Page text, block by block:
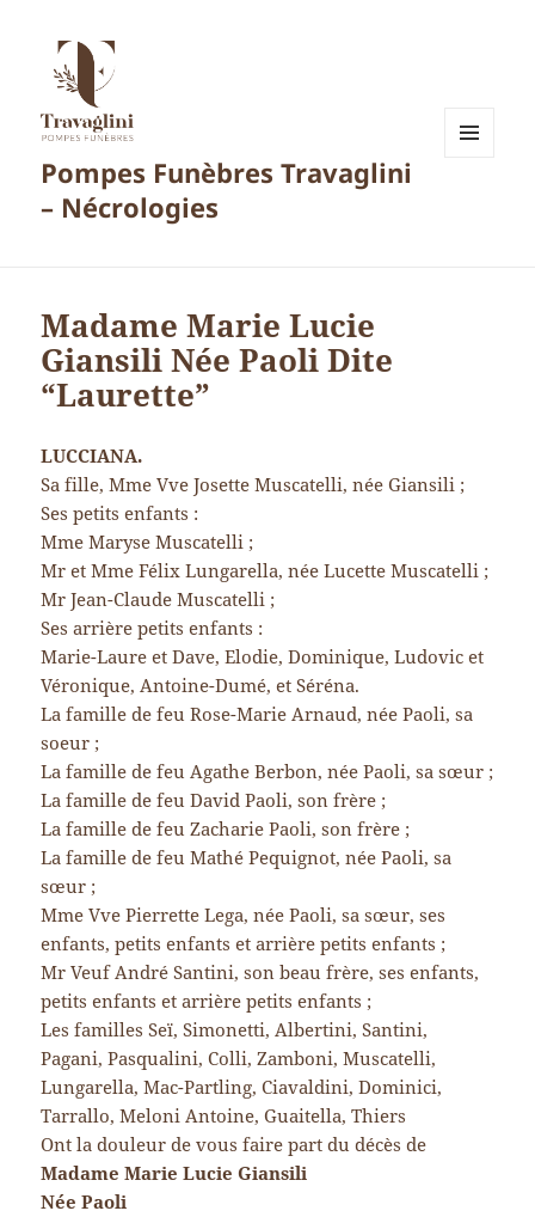
Pompes Funèbres Travaglini
– Nécrologies
Madame Marie Lucie
Giansili Née Paoli Dite
“Laurette”
LUCCIANA.
Sa fille, Mme Vve Josette Muscatelli, née Giansili ;
Ses petits enfants :
Mme Maryse Muscatelli ;
Mr et Mme Félix Lungarella, née Lucette Muscatelli ;
Mr Jean-Claude Muscatelli ;
Ses arrière petits enfants :
Marie-Laure et Dave, Elodie, Dominique, Ludovic et
Véronique, Antoine-Dumé, et Séréna.
La famille de feu Rose-Marie Arnaud, née Paoli, sa
soeur ;
La famille de feu Agathe Berbon, née Paoli, sa sœur ;
La famille de feu David Paoli, son frère ;
La famille de feu Zacharie Paoli, son frère ;
La famille de feu Mathé Pequignot, née Paoli, sa
sœur ;
Mme Vve Pierrette Lega, née Paoli, sa sœur, ses
enfants, petits enfants et arrière petits enfants ;
Mr Veuf André Santini, son beau frère, ses enfants,
petits enfants et arrière petits enfants ;
Les familles Seï, Simonetti, Albertini, Santini,
Pagani, Pasqualini, Colli, Zamboni, Muscatelli,
Lungarella, Mac-Partling, Ciavaldini, Dominici,
Tarrallo, Meloni Antoine, Guaitella, Thiers
Ont la douleur de vous faire part du décès de
Madame Marie Lucie Giansili
Née Paoli